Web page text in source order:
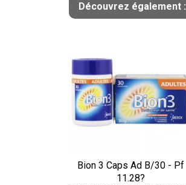
Découvrez également :
Bion 3 Caps Ad B/30 - Pf
11.28?